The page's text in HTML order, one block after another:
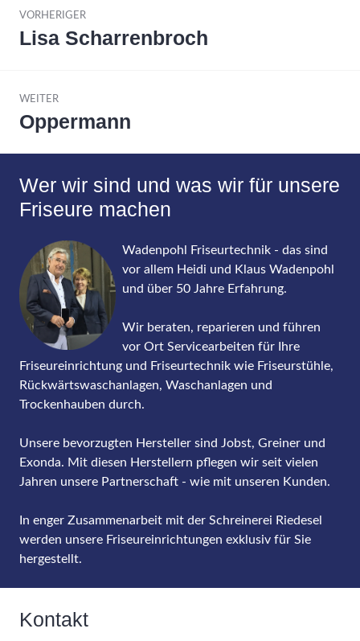
VORHERIGER
Vorheriger
Lisa Scharrenbroch
WEITER
Nächster
Oppermann
Wer wir sind und was wir für unsere
Friseure machen
Wadenpohl Friseurtechnik - das sind
vor allem Heidi und Klaus Wadenpohl
und über 50 Jahre Erfahrung.
Wir beraten, reparieren und führen
vor Ort Servicearbeiten für Ihre
Friseureinrichtung und Friseurtechnik wie Friseurstühle,
Rückwärtswaschanlagen, Waschanlagen und
Trockenhauben durch.
Unsere bevorzugten Hersteller sind Jobst, Greiner und
Exonda. Mit diesen Herstellern pflegen wir seit vielen
Jahren unsere Partnerschaft - wie mit unseren Kunden.
In enger Zusammenarbeit mit der Schreinerei Riedesel
werden unsere Friseureinrichtungen exklusiv für Sie
hergestellt.
Kontakt